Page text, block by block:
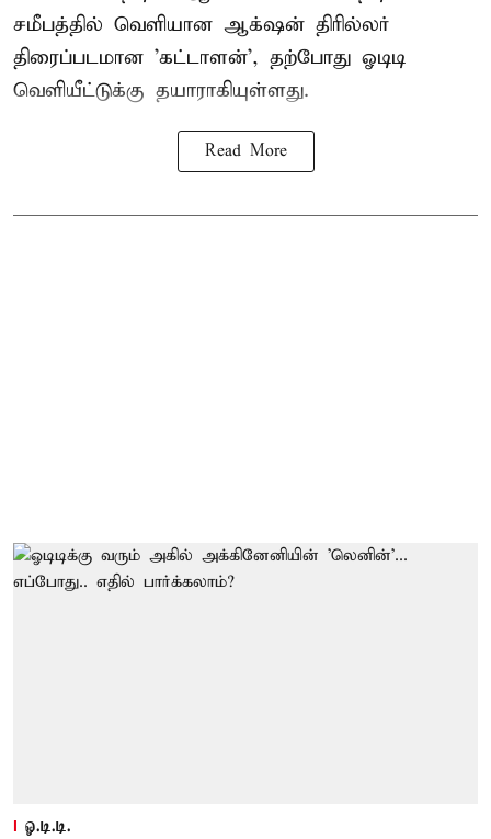
சமீபத்தில் வெளியான ஆக்‌ஷன் திரில்லர்
திரைப்படமான 'கட்டாளன்', தற்போது ஓடிடி
வெளியீட்டுக்கு தயாராகியுள்ளது.
Read More
ஓ.டி.டி.